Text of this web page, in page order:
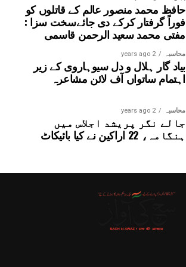
حافظ محمد منصور عالم کے قاتلوں کو
فوراً گرفتار کرکے دی جائےسخت سزا :
مفتی محمد سعید الرحمن قاسمی
محاسبہ 2 years ago
بیاد گار ہلال و دل سیوہاروی کے زیر
اہتمام ساتواں آف لائن مشاعرہ
محاسبہ 2 years ago
جالے نگر پریشد اجلاس میں
ہنگامہ، 22 اراکین نے کیا بائیکاٹ